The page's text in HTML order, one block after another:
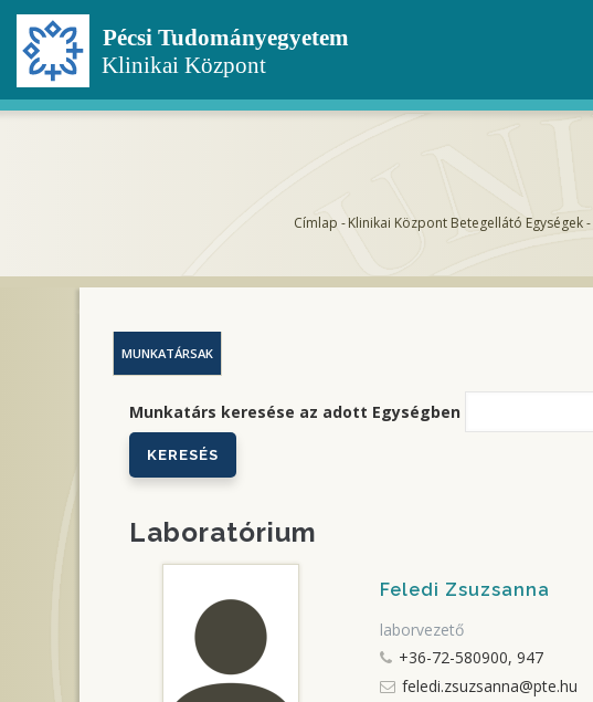
Ugrás
tartalomra
Címlap - Klinikai Központ Betegellátó Egységek -
MUNKATÁRSAK
Munkatárs keresése az adott Egységben
Laboratórium
Feledi Zsuzsanna
laborvezető
+36-72-580900, 947
feledi.zsuzsanna@pte.hu